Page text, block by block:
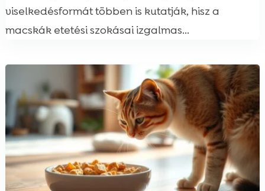
viselkedésformát többen is kutatják, hisz a
macskák etetési szokásai izgalmas...